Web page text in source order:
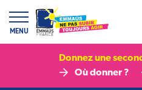
MENU
Donnez une
Où donner ?
Panneau de gestion des cookies